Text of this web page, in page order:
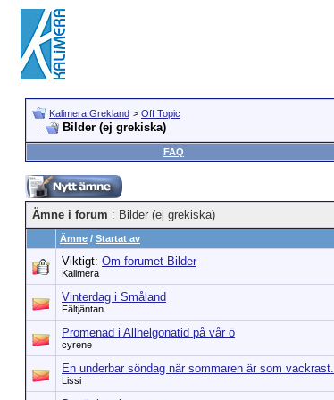
Kalimera Grekland > Off Topic
Bilder (ej grekiska)
FAQ
Ämne i forum : Bilder (ej grekiska)
Ämne / Startat av
Viktigt: Om forumet Bilder
Kalimera
Vinterdag i Småland
Fältjäntan
Promenad i Allhelgonatid på vår ö
cyrene
En underbar söndag när sommaren är som vackrast.
Lissi